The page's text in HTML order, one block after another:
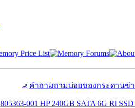
คำถามถามบ่อยของกระดานข่
805363-001 HP 240GB SATA 6G RI